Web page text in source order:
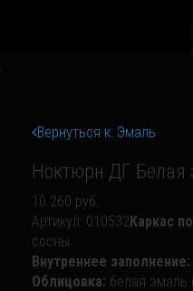
Вернуться к: Эмаль
Ноктюрн ДГ Белая
10 260 руб.
Артикул: 010532Каркас
сосны
Внутреннее заполнение:
Облицовка: белая эмаль